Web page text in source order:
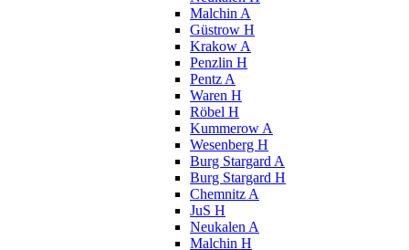
Malchin A
Güstrow H
Krakow A
Penzlin H
Pentz A
Waren H
Röbel H
Kummerow A
Wesenberg H
Burg Stargard A
Burg Stargard H
Chemnitz A
JuS H
Neukalen A
Malchin H